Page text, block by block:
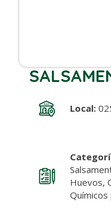
Local:
Huevos,
Químicos